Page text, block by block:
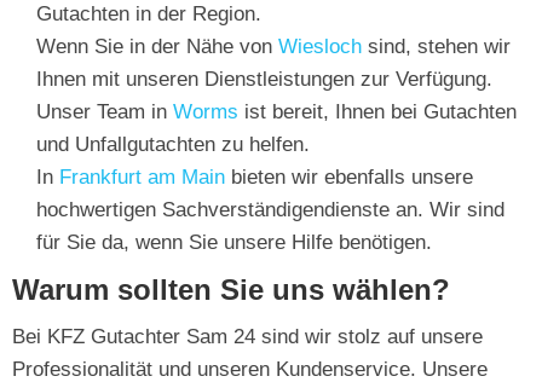
Gutachten in der Region.
Wenn Sie in der Nähe von Wiesloch sind, stehen wir
Ihnen mit unseren Dienstleistungen zur Verfügung.
Unser Team in Worms ist bereit, Ihnen bei Gutachten
und Unfallgutachten zu helfen.
In Frankfurt am Main bieten wir ebenfalls unsere
hochwertigen Sachverständigendienste an. Wir sind
für Sie da, wenn Sie unsere Hilfe benötigen.
Warum sollten Sie uns wählen?
Bei KFZ Gutachter Sam 24 sind wir stolz auf unsere
Professionalität und unseren Kundenservice. Unsere